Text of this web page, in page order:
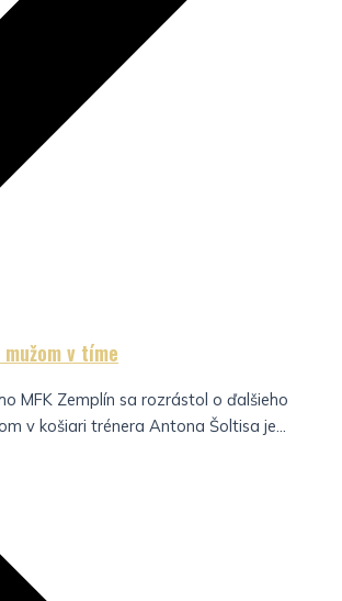
v tíme
MFK Zemplín sa rozrástol o ďalšieho
v košiari trénera Antona Šoltisa je...